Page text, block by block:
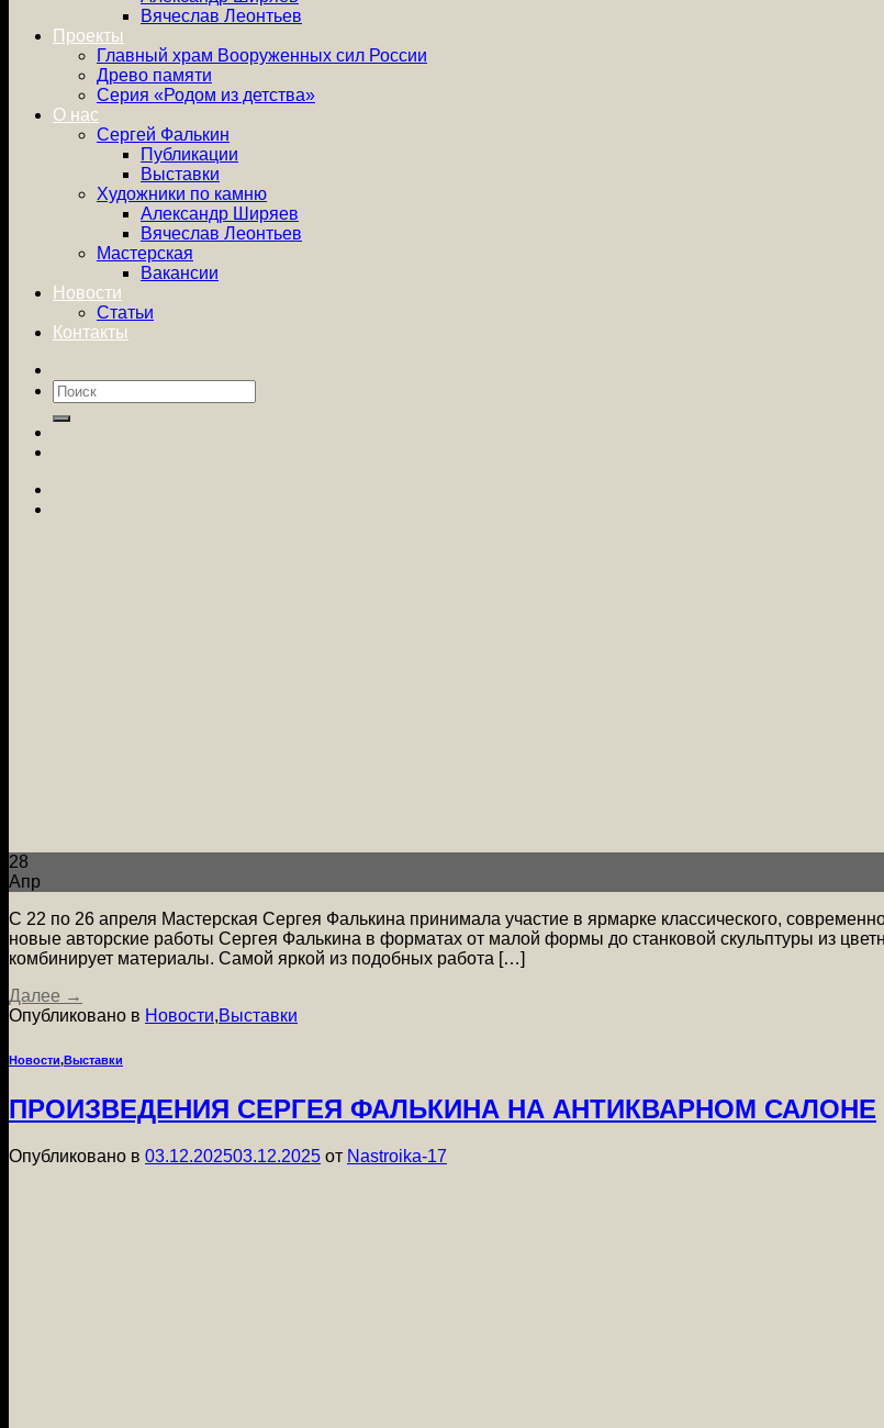
Вячеслав Леонтьев
Проекты
Главный храм Вооруженных сил России
Древо памяти
Серия «Родом из детства»
О нас
Сергей Фалькин
Публикации
Выставки
Художники по камню
Александр Ширяев
Вячеслав Леонтьев
Мастерская
Вакансии
Новости
Статьи
Контакты
Искать:
28
Апр
С 22 по 26 апреля Мастерская Сергея Фалькина принимала участие в ярмарке классического,
новые авторские работы Сергея Фалькина в форматах от малой формы до станковой скульптуры из
комбинирует материалы. Самой яркой из подобных работа […]
Далее →
Опубликовано в Новости,Выставки
Новости,Выставки
ПРОИЗВЕДЕНИЯ СЕРГЕЯ ФАЛЬКИНА НА АНТИКВАРНОМ САЛОНЕ
Опубликовано в 03.12.202503.12.2025 от Nastroika-17